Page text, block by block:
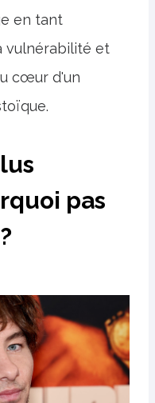
en tant
vulnérabilité et
cœur d'un
pas